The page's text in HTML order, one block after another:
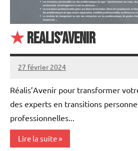
★Realis’avenir
27 février 2024
annuairecoaching
Réalis’Avenir pour transformer
des experts en transitions
professionnelles...
Lire la suite